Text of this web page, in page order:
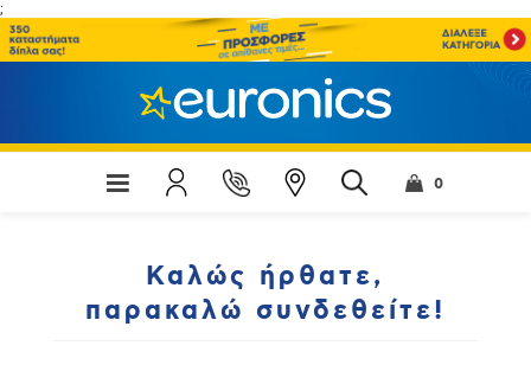
;
0
Καλώς ήρθατε,
παρακαλώ συνδεθείτε!